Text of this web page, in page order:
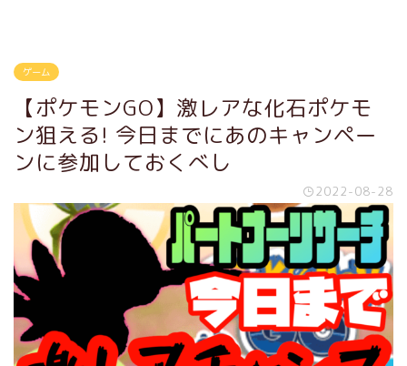
ゲーム
【ポケモンGO】激レアな化石ポケモ
ン狙える! 今日までにあのキャンペー
ンに参加しておくべし
2022-08-28